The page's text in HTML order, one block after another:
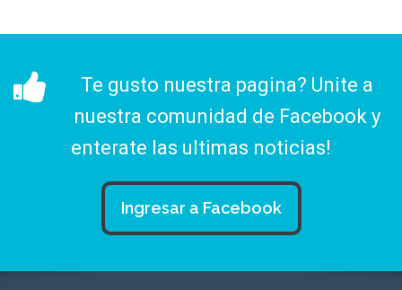
Te gusto nuestra pagina? Unite a
nuestra comunidad de Facebook y
enterate las ultimas noticias!
Ingresar a Facebook